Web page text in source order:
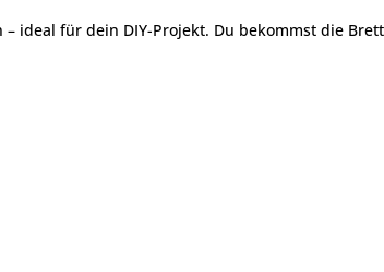
ideal für dein DIY-Projekt. Du bekommst die